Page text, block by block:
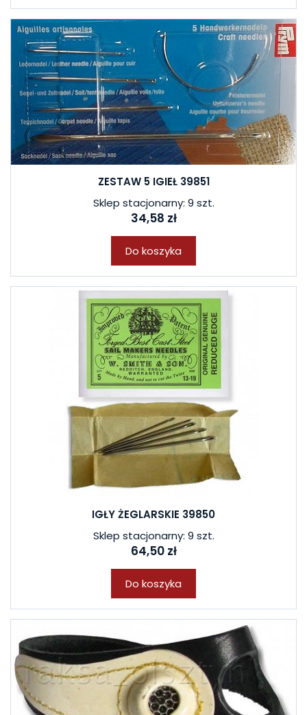
ZESTAW 5 IGIEŁ 39851
Sklep stacjonarny: 9 szt.
34,58 zł
Do koszyka
IGŁY ŻEGLARSKIE 39850
Sklep stacjonarny: 9 szt.
64,50 zł
Do koszyka